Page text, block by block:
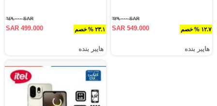
١٢.٧ % خصم
SAR ٦٢٩.٠٠٠
SAR 549.000
هايبر بنده
٢٣.١ % خصم
SAR ٦٤٩.٠٠٠
SAR 499.000
هايبر بنده